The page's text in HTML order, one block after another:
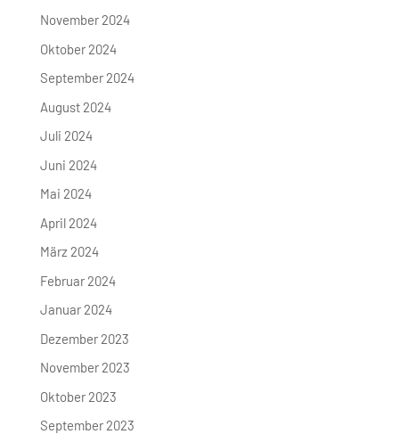
November 2024
Oktober 2024
September 2024
August 2024
Juli 2024
Juni 2024
Mai 2024
April 2024
März 2024
Februar 2024
Januar 2024
Dezember 2023
November 2023
Oktober 2023
September 2023